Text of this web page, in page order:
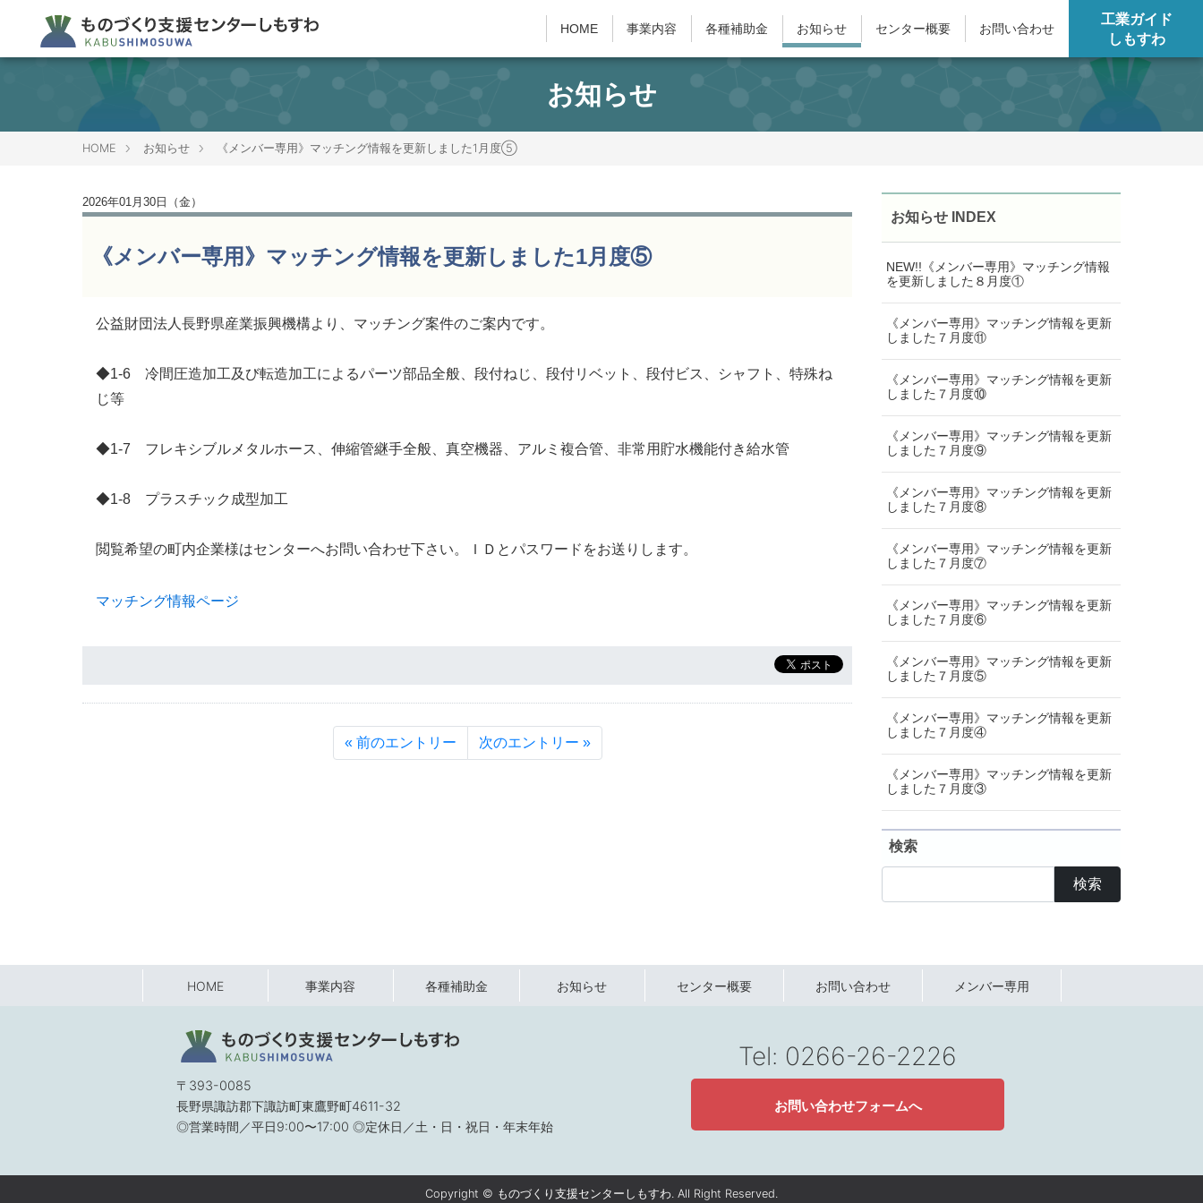
HOME 事業内容 各種補助金 お知らせ センター概要 お問い合わせ
工業ガイド
しもすわ
お知らせ
HOME お知らせ 《メンバー専用》マッチング情報を更新しました1月度⑤
2026年01月30日（金）
《メンバー専用》マッチング情報を更新しました1月度⑤
公益財団法人長野県産業振興機構より、マッチング案件のご案内です。
◆1-6 冷間圧造加工及び転造加工によるパーツ部品全般、段付ねじ、段付リベット、段付ビス、シャフト、特殊ね
じ等
◆1-7 フレキシブルメタルホース、伸縮管継手全般、真空機器、アルミ複合管、非常用貯水機能付き給水管
◆1-8 プラスチック成型加工
閲覧希望の町内企業様はセンターへお問い合わせ下さい。ＩＤとパスワードをお送りします。
マッチング情報ページ
« 前のエントリー 次のエントリー »
お知らせ INDEX
NEW!!《メンバー専用》マッチング情報
を更新しました８月度①
《メンバー専用》マッチング情報を更新
しました７月度⑪
《メンバー専用》マッチング情報を更新
しました７月度⑩
《メンバー専用》マッチング情報を更新
しました７月度⑨
《メンバー専用》マッチング情報を更新
しました７月度⑧
《メンバー専用》マッチング情報を更新
しました７月度⑦
《メンバー専用》マッチング情報を更新
しました７月度⑥
《メンバー専用》マッチング情報を更新
しました７月度⑤
《メンバー専用》マッチング情報を更新
しました７月度④
《メンバー専用》マッチング情報を更新
しました７月度③
検索
検索
HOME 事業内容 各種補助金 お知らせ センター概要 お問い合わせ メンバー専用
〒393-0085
長野県諏訪郡下諏訪町東鷹野町4611-32
◎営業時間／平日9:00〜17:00 ◎定休日／土・日・祝日・年末年始
Tel: 0266-26-2226
お問い合わせフォームへ
Copyright © ものづくり支援センターしもすわ. All Right Reserved.